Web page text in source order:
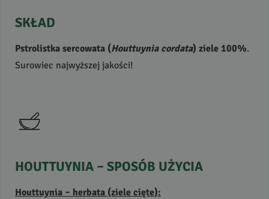
SKŁAD
Pstrolistka sercowata (Houttuynia cordata) ziele 100%.
Surowiec najwyższej jakości!
HOUTTUYNIA – SPOSÓB UŻYCIA
Houttuynia – herbata (ziele cięte):